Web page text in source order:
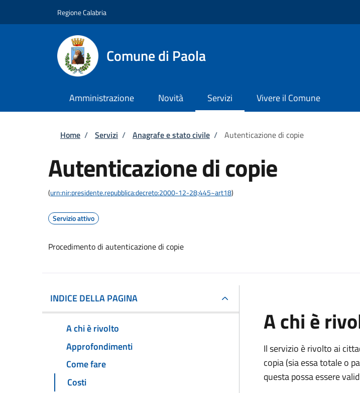
Regione Calabria
Comune di Paola
Amministrazione Novità Servizi Vivere il Comune
Briciole di pane
Home / Servizi / Anagrafe e stato civile / Autenticazione di copie
Autenticazione di copie
(urn:nir:presidente.repubblica:decreto:2000-12-28;445~art18)
Servizio attivo
Procedimento di autenticazione di copie
INDICE DELLA PAGINA
A chi è rivolto
Approfondimenti
Come fare
Costi
A chi è
Il servizio è rivolto ai
copia (sia essa totale o
questa possa essere